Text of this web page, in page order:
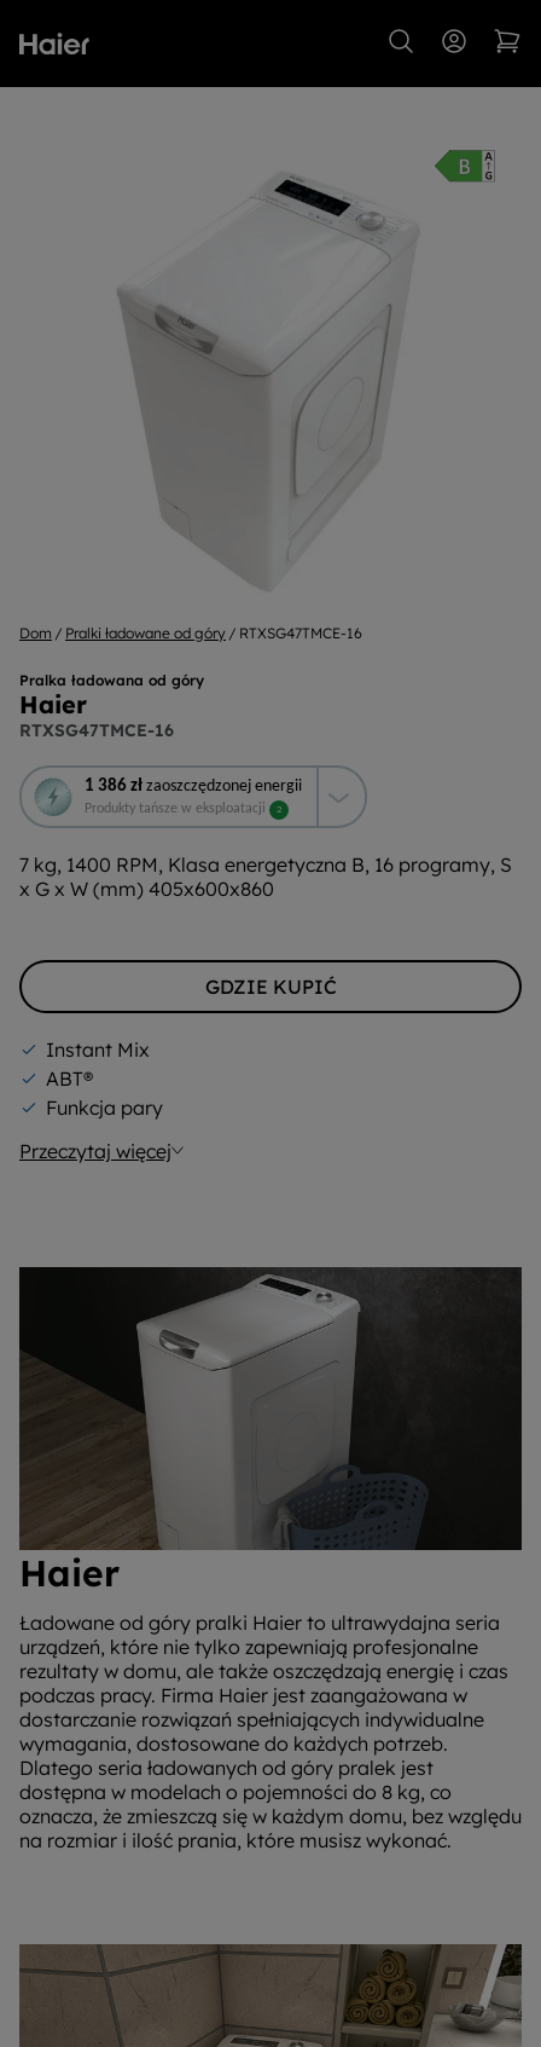
Dom Pralki ładowane od góry RTXSG47TMCE-16
Pralka ładowana od góry
Haier
RTXSG47TMCE-16
1 386 zł zaoszczędzonej energii
Produkty tańsze w eksploatacji 2
To
działanie
otworzy
narzędzie
do
oszczędzania
7 kg, 1400 RPM, Klasa energetyczna B, 16 programy, S
x G x W (mm) 405x600x860
GDZIE KUPIĆ
Instant Mix
ABT®
Funkcja pary
Przeczytaj więcej
Haier
Ładowane od góry pralki Haier to ultrawydajna seria
urządzeń, które nie tylko zapewniają profesjonalne
rezultaty w domu, ale także oszczędzają energię i czas
podczas pracy. Firma Haier jest zaangażowana w
dostarczanie rozwiązań spełniających indywidualne
wymagania, dostosowane do każdych potrzeb.
Dlatego seria ładowanych od góry pralek jest
dostępna w modelach o pojemności do 8 kg, co
oznacza, że ​​zmieszczą się w każdym domu, bez względu
na rozmiar i ilość prania, które musisz wykonać.